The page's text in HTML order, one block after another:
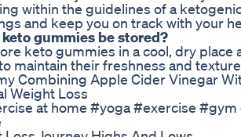
within the guidelines of a
and keep you on track with your
gummies be stored?
keto gummies in a cool, dry place
maintain their freshness and
Combining Apple Cider Vinegar
Weight Loss
at home #yoga #exercise